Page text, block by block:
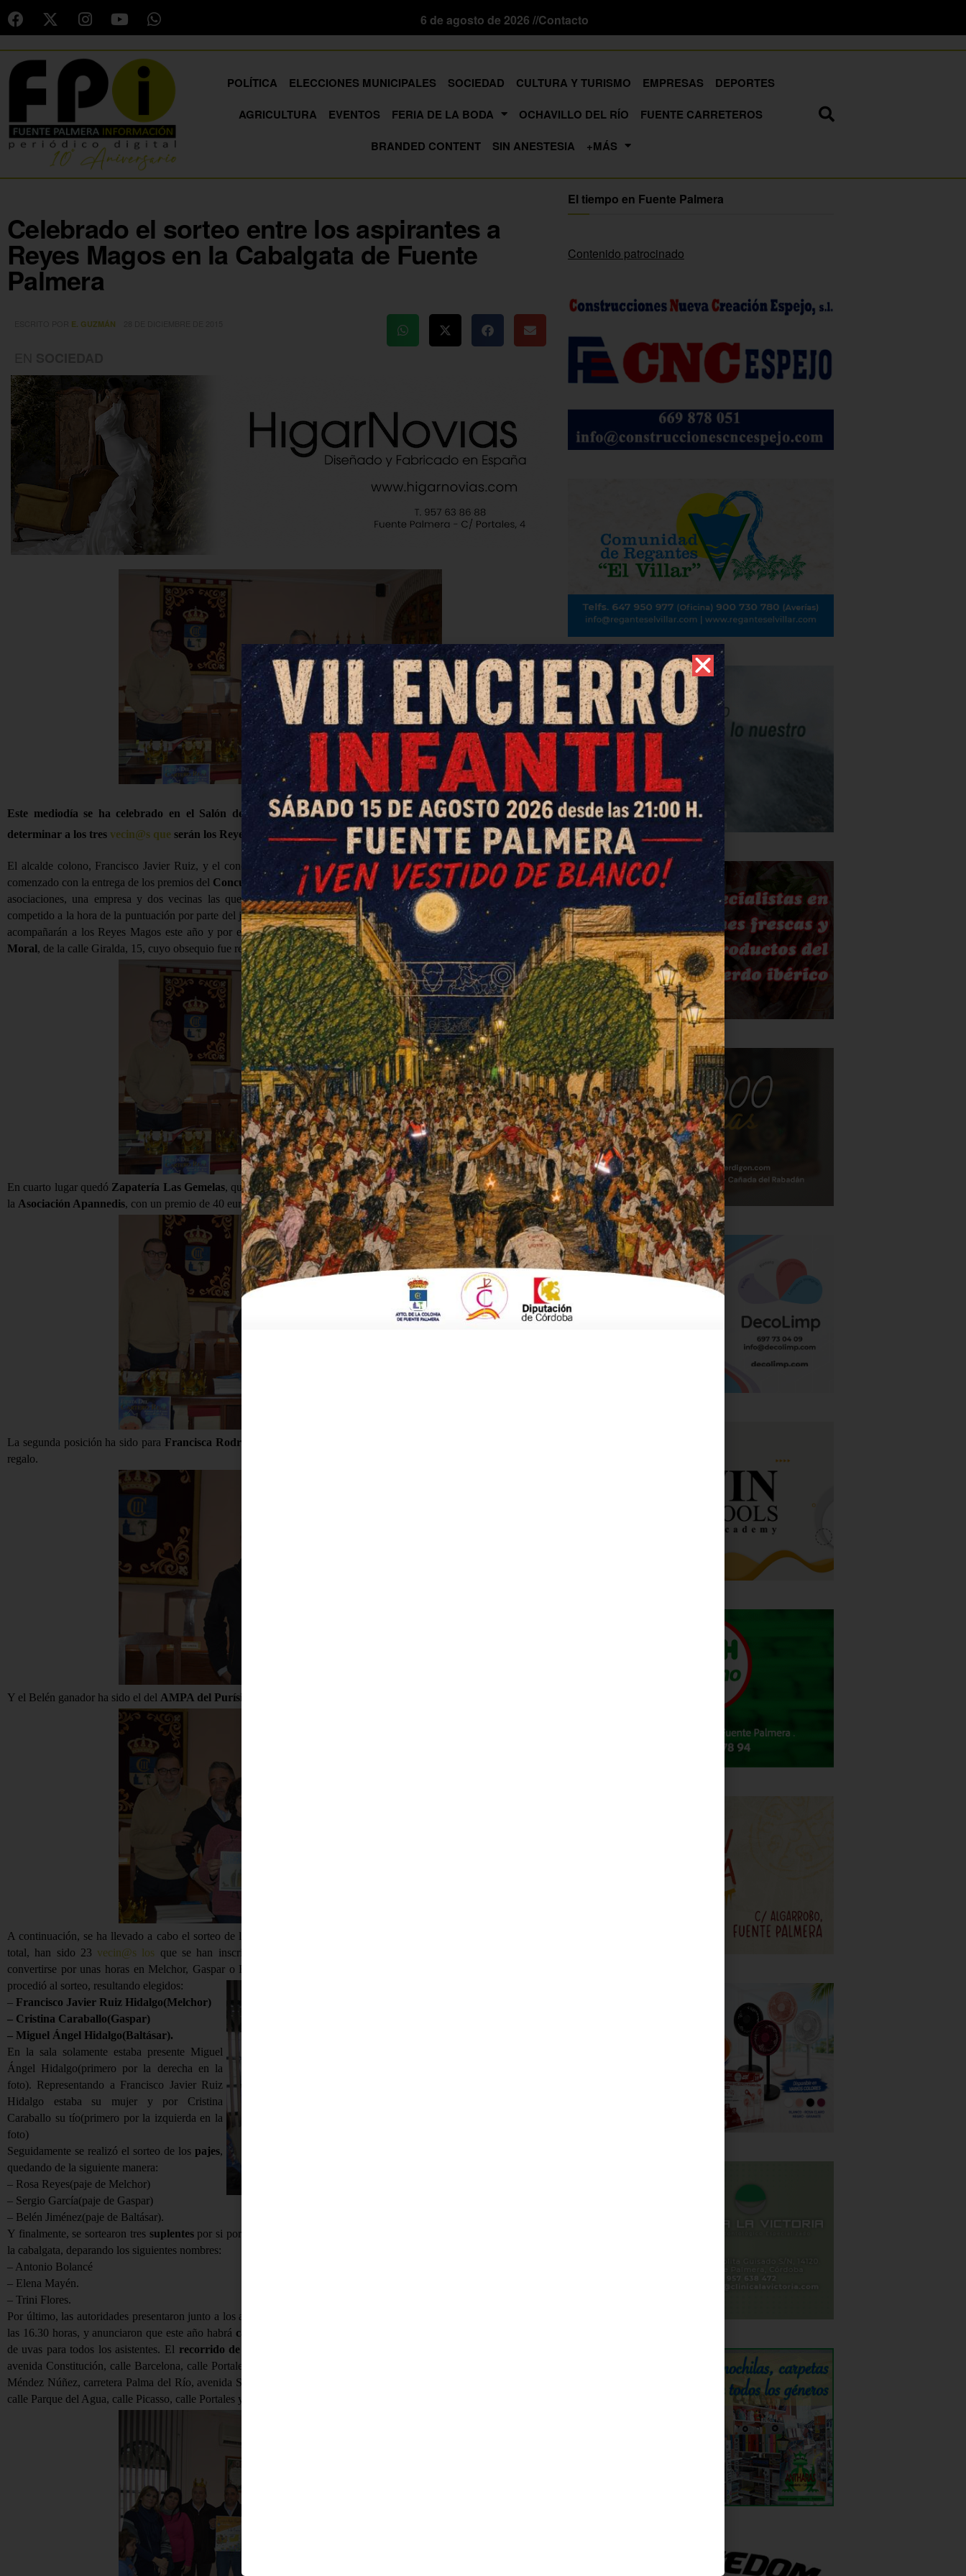
6 de agosto de 2026 //Contacto
POLÍTICA ELECCIONES MUNICIPALES SOCIEDAD CULTURA Y TURISMO EMPRESAS
DEPORTES
AGRICULTURA
EVENTOS FERIA DE LA BODA OCHAVILLO DEL RÍO
FUENTE CARRETEROS
BRANDED CONTENT
SIN ANESTESIA +MÁS
Celebrado el sorteo entre los aspirantes a
Reyes Magos en la Cabalgata de Fuente
Palmera
E. GUZMÁN
Este mediodía se ha celebrado en el Salón de Plenos del Ayuntamiento de Fuente Palmera el sorteo para
determinar a los tres vecin@s que serán los Reyes Magos en la Cabalgata del próximo 5 de enero.
El alcalde colono, Francisco Javier Ruiz, y el concejal de Cultura, Quique González, han presentado un acto que ha
comenzado con la entrega de los premios del Concurso de Belenes
. Como ya informamos la semana pasada, fueron dos
asociaciones, una empresa y dos vecinas las que han participado en este primer certamen, el cual ha estado muy
competido a la hora de la puntuación por parte del jurado, formado por un representante de cada una de las carrozas que
acompañarán a los Reyes Magos este año y por el concejal de Cultura. En quinto lugar quedó el Belén deCarmen
Moral, de la calle Giralda, 15, cuyo obsequio fue recogido por una vecina.
En cuarto lugar quedó Zapatería Las Gemelas, que no pudo asistir a la entrega. El tercer puesto ha correspondido para
la Asociación Apannedis, con un premio de 40 euros en un cheque regalo.
La segunda posición ha sido para Francisca Rodríguez
regalo.
Y el Belén ganador ha sido el del AMPA del Purísima Concepción
A continuación, se ha llevado a cabo el sorteo de los Reyes Magos, de los pajes y de tres suplentes para los reyes. En
total, han sido 23 vecin@s los que se han inscrito con mucha ilusión para ver si la fortuna les sonreía y podían
convertirse por unas horas en Melchor, Gaspar o Baltásar. Tras la lectura de los nombres de todos los
procedió al sorteo, resultando elegidos:
– Francisco Javier Ruiz Hidalgo(Melchor)
– Cristina Caraballo(Gaspar)
– Miguel Ángel Hidalgo(Baltásar).
En la sala solamente estaba presente Miguel
Ángel Hidalgo(primero por la derecha en la
foto). Representando a Francisco Javier Ruiz
Hidalgo estaba su mujer y por Cristina
Caraballo su tío(primero por la izquierda en la
foto)
Seguidamente se realizó el sorteo de los pajes,
quedando de la siguiente manera:
– Rosa Reyes(paje de Melchor)
– Sergio García(paje de Gaspar)
– Belén Jiménez(paje de Baltásar).
Y finalmente, se sortearon tres suplentes por si por cualquier motivo alguno o algunos de los Reyes no pudiera salir en
la cabalgata, deparando los siguientes nombres:
– Antonio Bolancé
– Elena Mayén.
– Trini Flores.
Por último, las autoridades presentaron junto a los afortunados el cartel de la Cabalgata 2016, que saldrá del polígono a
las 16.30 horas, y anunciaron que este año habrá campanadas
de uvas para todos los asistentes. El recorrido de la Cabalgata
avenida Constitución, calle Barcelona, calle Portales, Silos, calle Dolores Fuentes, calle La Fuente, calle Higuera, calle
Méndez Núñez, carretera Palma del Río, avenida Segovia y Merceditas, avenida Garrigues Walker, Paseo Blas Infante,
calle Parque del Agua, calle Picasso, calle Portales y Plaza Real.
El tiempo en Fuente Palmera
Contenido patrocinado